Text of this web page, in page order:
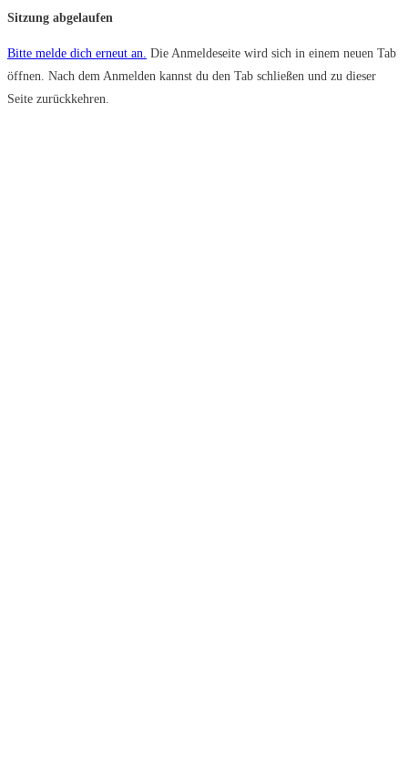
Sitzung abgelaufen
Bitte melde dich erneut an. Die Anmeldeseite wird sich in einem neuen Tab
öffnen. Nach dem Anmelden kannst du den Tab schließen und zu dieser
Seite zurückkehren.